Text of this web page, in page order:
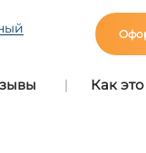
Как